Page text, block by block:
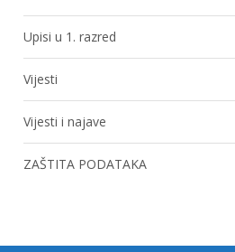
Upisi u 1. razred
Vijesti
Vijesti i najave
ZAŠTITA PODATAKA